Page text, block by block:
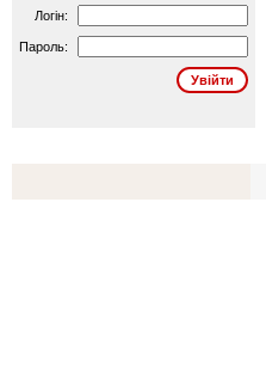
Логін:
Пароль: